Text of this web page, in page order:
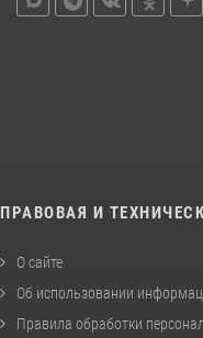
ПРАВОВАЯ И
О сайте
Об использовании
Правила обработки